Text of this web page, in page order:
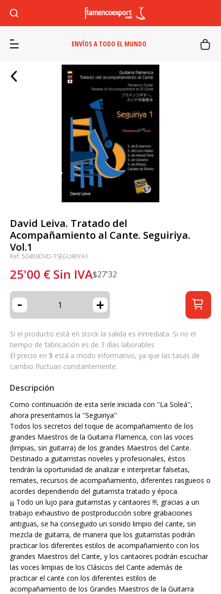
ENVÍOS A TODO EL MUNDO
David Leiva. Tratado del
Acompañamiento al Cante. Seguiriya.
Vol.1
Ref: 50489DVD-TSEGUIRIYA1
25'00 € Sin IVA$27'32
- +
Si el producto está en stock la salida es inmediata. Si no el
tiempo de fabricación es de 3 días laborables
El precio en $ está a modo informativo, ya que las tasas de
cambio fluctuan constantemente.
Descripción
Como continuación de esta seríe iniciada con ''La Soleá'',
ahora presentamos la ''Seguiriya''
Todos los secretos del toque de acompañamiento de los
grandes Maestros de la Guitarra Flamenca, con las voces
(limpias, sin guitarra) de los grandes Maestros del Cante.
Destinado a guitarristas noveles y profesionales, éstos
tendrán la oportunidad de analizar e interpretar falsetas,
remates, recursos de acompañamiento, diferentes rasgueos o
acordes dependiendo del guitarrista tratado y época.
¡¡¡ Todo un lujo para guitarristas y cantaores !!!, gracias a un
trabajo exhaustivo de postproducción sobre grabaciones
antiguas, se ha conseguido un sonido limpio del cante, sin
mezcla de guitarra, de manera que los guitarristas podrán
practicar los diferentes estilos de acompañamiento con los
grandes Maestros del Cante, y los cantaores podrán escuchar
las voces limpias de los Clásicos del Cante además de
practicar el cante con los diferentes estilos de
acompañamiento de los Grandes Maestros de la Guitarra